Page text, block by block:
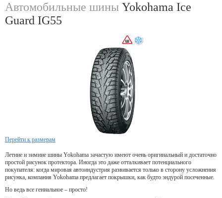
Автомобильные шины Yokohama Ice
Guard IG55
Перейти к размерам
Летние и зимние шины Yokohama зачастую имеют очень оригинальный и достаточно
простой рисунок протектора. Иногда это даже отталкивает потенциального
покупателя: когда мировая автоиндустрия развивается только в сторону усложнения
рисунка, компания Yokohama предлагает покрышки, как будто эндурой посеченные.
Но ведь все гениальное – просто!